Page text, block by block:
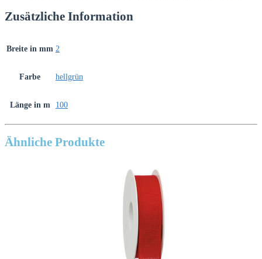
Zusätzliche Information
Breite in mm 2
Farbe hellgrün
Länge in m 100
Ähnliche Produkte